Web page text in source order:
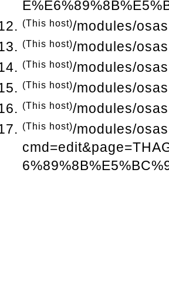
(This host)/modules/
(This host)/modules/
(This host)/modules/
(This host)/modules/
(This host)/modules/
(This host)/modules/